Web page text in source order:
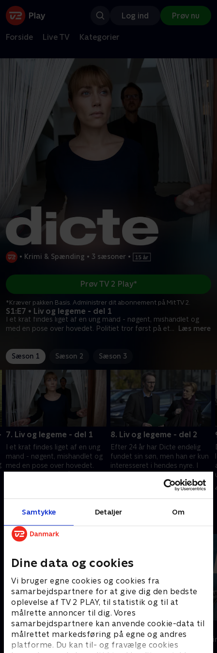
Samtykke Detaljer Om
Dine data og cookies
Vi bruger egne cookies og cookies fra
samarbejdspartnere for at give dig den bedste
oplevelse af TV 2 PLAY, til statistik og til at
målrette annoncer til dig. Vores
samarbejdspartnere kan anvende cookie-data til
målrettet markedsføring på egne og andres
platforme. Du kan til- og fravælge cookies
Log ind Prøv nu
Forside Live TV Kategorier
• Krimi & Spænding • 3 sæsoner •
S1:E7 • Liv og legeme - del 1
I et krat findes liget af en ung mand - nøgent, mishandlet og
med en pose over hovedet. Politiet tror først på et... Læs mere
Prøv TV 2 Play*
*Kræver pakken Basis. Administrer dit abonnement på Mit TV 2.
Sæson 1 Sæson 2 Sæson 3
7. Liv og legeme - del 1
I et krat findes liget af en ung
mand - nøgent, mishandlet og
med en pose over hovedet.
8. Liv og legeme - del 2
Efter 24 år har Dicte endelig
fundet sin søn, men han er kun
interesseret i hendes nyre. I
politiet bevis på, at Bay
25. februar 2013 • 45 min
Klovn
Komedie • 11 sæsoner
Anna Pihl
Krimi &